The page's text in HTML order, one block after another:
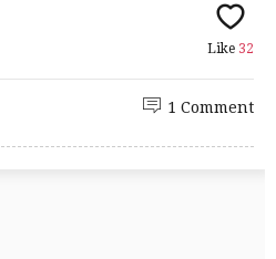
Like 32
1 Comment